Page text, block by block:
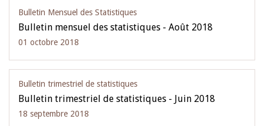
Bulletin Mensuel des Statistiques
Bulletin mensuel des statistiques - Août 2018
01 octobre 2018
Bulletin trimestriel de statistiques
Bulletin trimestriel de statistiques - Juin 2018
18 septembre 2018